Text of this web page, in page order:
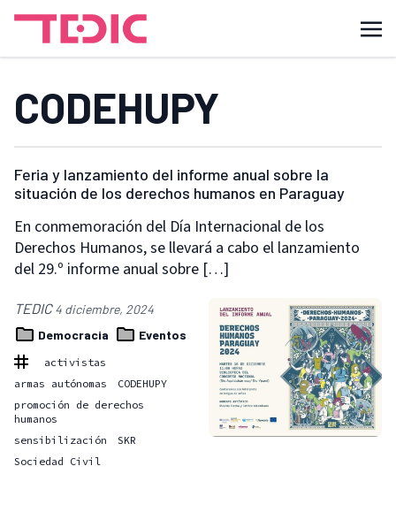
CODEHUPY
Feria y lanzamiento del informe anual sobre la
situación de los derechos humanos en Paraguay
En conmemoración del Día Internacional de los
Derechos Humanos, se llevará a cabo el lanzamiento
del 29.º informe anual sobre […]
TEDIC4 diciembre, 2024
Democracia
Eventos
activistas
armas autónomas
CODEHUPY
promoción de derechos
humanos
sensibilización
SKR
Sociedad Civil